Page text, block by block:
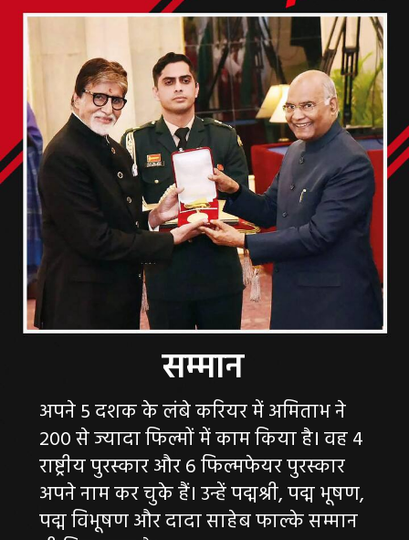
सम्मान
अपने 5 दशक के लंबे करियर में अमिताभ ने
200 से ज्यादा फिल्मों में काम किया है। वह 4
राष्ट्रीय पुरस्कार और 6 फिल्मफेयर पुरस्कार
अपने नाम कर चुके हैं। उन्हें पद्मश्री, पद्म भूषण,
पद्म विभूषण और दादा साहेब फाल्के सम्मान